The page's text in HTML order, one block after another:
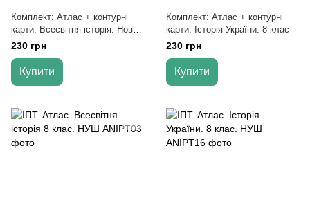
Комплект: Атлас + контурні
карти. Всесвітня історія. Новий
час. 8 клас
230 грн
Купити
Комплект: Атлас + контурні
карти. Історія України. 8 клас
230 грн
Купити